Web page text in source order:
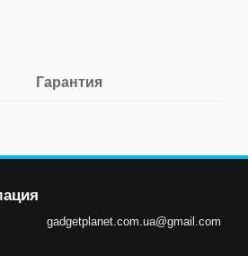
Гарантия
gadgetplanet.com.ua@gmail.com